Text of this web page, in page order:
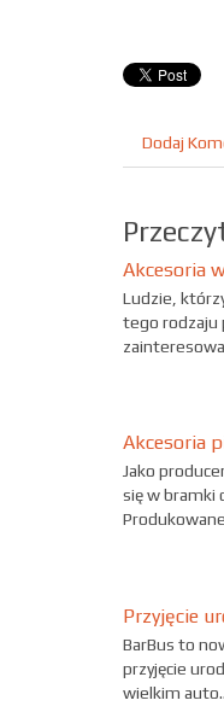
Dodaj
Akcesoria
Ludzie,
tego rodzaju
Akcesoria
Jako
się w bramki
Przyjęcie
BarBus to
przyjęcie
wielkim